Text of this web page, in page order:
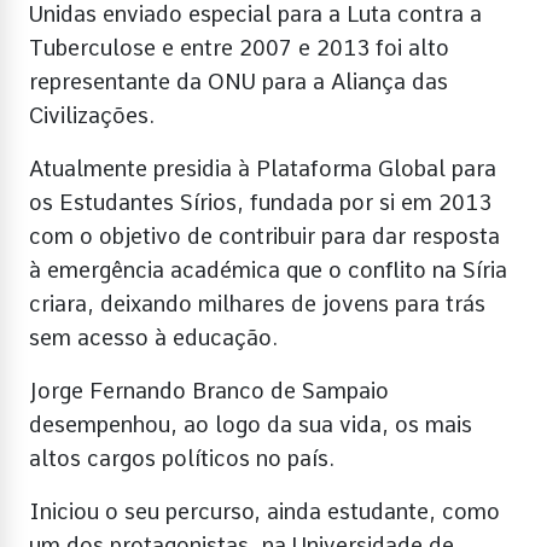
Unidas enviado especial para a Luta contra a
Tuberculose e entre 2007 e 2013 foi alto
representante da ONU para a Aliança das
Civilizações.
Atualmente presidia à Plataforma Global para
os Estudantes Sírios, fundada por si em 2013
com o objetivo de contribuir para dar resposta
à emergência académica que o conflito na Síria
criara, deixando milhares de jovens para trás
sem acesso à educação.
Jorge Fernando Branco de Sampaio
desempenhou, ao logo da sua vida, os mais
altos cargos políticos no país.
Iniciou o seu percurso, ainda estudante, como